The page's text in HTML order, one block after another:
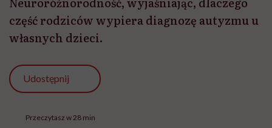
część rodziców wypiera diagnozę autyzmu u
własnych dzieci.
Udostępnij
Przeczytasz w 28 min